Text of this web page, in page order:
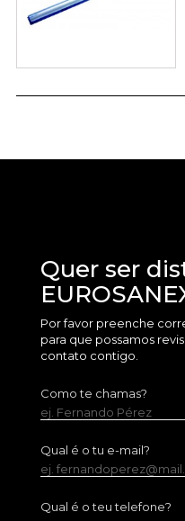
Quer ser
Por favor preenche
para que possamos
contato contigo.
Como te chamas?
ej. Fernando Pérez
Qual é o tu e-mail?
ej.
Qual é o teu telefone?